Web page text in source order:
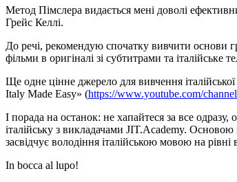
Метод Пімслера видається мені доволі
Грейс Келлі.
До речі, рекомендую спочатку вивчити основи
фільми в оригіналі зі субтитрами та італійське
Ще одне цінне джерело для вивчення
Italy Made Easy» (https://www.youtube.com/
І порада на останок: не хапайтеся за все
італійську з викладачами JIT.Academy.
засвідчує володіння італійською мовою на
In bocca al lupo!